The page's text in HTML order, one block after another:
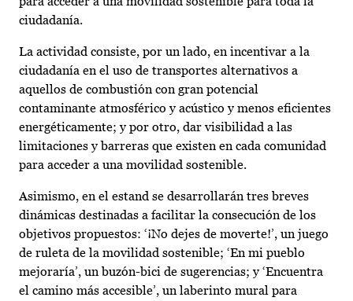
ciudadanía.
La actividad consiste, por un lado, en incentivar a la
ciudadanía en el uso de transportes alternativos a
aquellos de combustión con gran potencial
contaminante atmosférico y acústico y menos eficientes
energéticamente; y por otro, dar visibilidad a las
limitaciones y barreras que existen en cada comunidad
para acceder a una movilidad sostenible.
Asimismo, en el estand se desarrollarán tres breves
dinámicas destinadas a facilitar la consecución de los
objetivos propuestos: ‘¡No dejes de moverte!’, un juego
de ruleta de la movilidad sostenible; ‘En mi pueblo
mejoraría’, un buzón-bici de sugerencias; y ‘Encuentra
el camino más accesible’, un laberinto mural para